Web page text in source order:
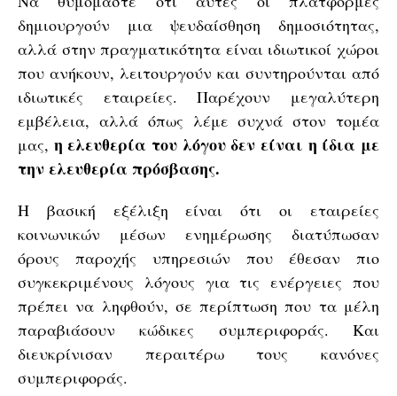
δημιουργούν μια ψευδαίσθηση δημοσιότητας,
αλλά στην πραγματικότητα είναι ιδιωτικοί χώροι
που ανήκουν, λειτουργούν και συντηρούνται από
ιδιωτικές εταιρείες. Παρέχουν μεγαλύτερη
εμβέλεια, αλλά όπως λέμε συχνά στον τομέα
μας, η ελευθερία του λόγου δεν είναι η ίδια με
την ελευθερία πρόσβασης.
Η βασική εξέλιξη είναι ότι οι εταιρείες
κοινωνικών μέσων ενημέρωσης διατύπωσαν
όρους παροχής υπηρεσιών που έθεσαν πιο
συγκεκριμένους λόγους για τις ενέργειες που
πρέπει να ληφθούν, σε περίπτωση που τα μέλη
παραβιάσουν κώδικες συμπεριφοράς. Και
διευκρίνισαν περαιτέρω τους κανόνες
συμπεριφοράς.